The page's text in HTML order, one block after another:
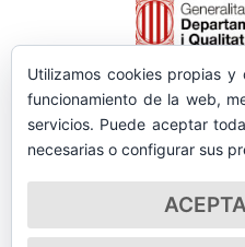
Utilizamos cookies propias
funcionamiento de la web,
servicios. Puede aceptar
necesarias o configurar sus